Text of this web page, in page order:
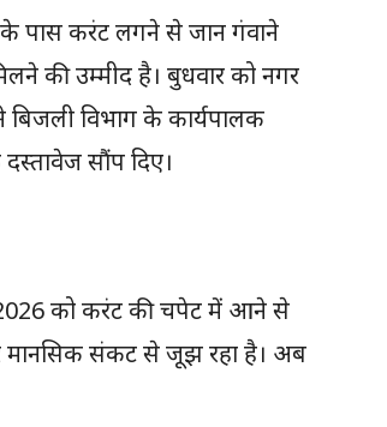
के पास करंट लगने से जान गंवाने
की उम्मीद है। बुधवार को नगर
ने बिजली विभाग के कार्यपालक
सौंप दिए।
को करंट की चपेट में आने से
मानसिक संकट से जूझ रहा है। अब